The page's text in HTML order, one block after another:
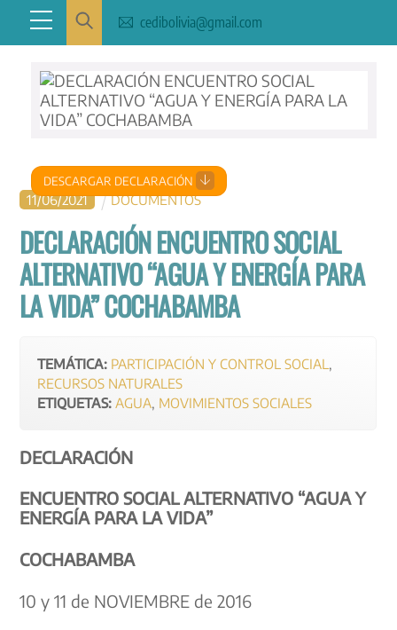
content
Menu cedibolivia@gmail.com
11/06/2021 DOCUMENTOS
DECLARACIÓN ENCUENTRO SOCIAL
ALTERNATIVO “AGUA Y ENERGÍA PARA
LA VIDA” COCHABAMBA
TEMÁTICA: PARTICIPACIÓN Y CONTROL SOCIAL
RECURSOS NATURALES
ETIQUETAS: AGUA MOVIMIENTOS SOCIALES
DECLARACIÓN
ENCUENTRO SOCIAL ALTERNATIVO “AGUA Y
ENERGÍA PARA LA VIDA”
COCHABAMBA
10 y 11 de NOVIEMBRE de 2016
DESCARGAR DECLARACIÓN